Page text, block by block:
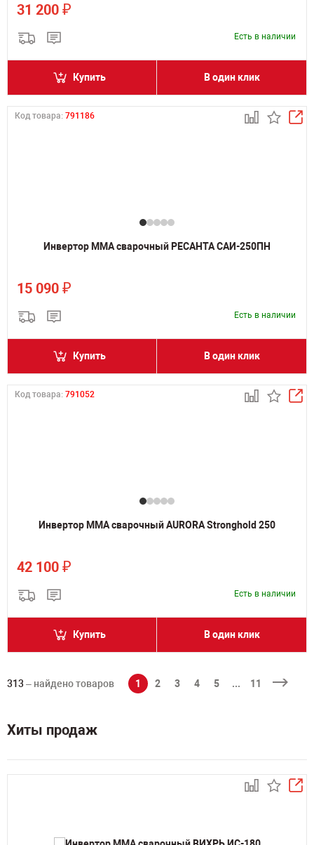
31 200 ₽
Есть в наличии
Купить В один клик
Код товара: 791186
Инвертор MMA сварочный РЕСАНТА САИ-250ПН
15 090 ₽
Есть в наличии
Купить В один клик
Код товара: 791052
Инвертор MMA сварочный AURORA Stronghold 250
42 100 ₽
Есть в наличии
Купить В один клик
313 – найдено товаров 1 2 3 4 5 ... 11
Хиты продаж